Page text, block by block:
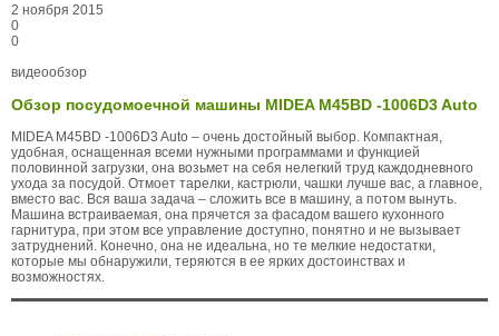
2 ноября 2015
0
0
видеообзор
Обзор посудомоечной машины MIDEA M45BD -1006D3 Auto
MIDEA M45BD -1006D3 Auto – очень достойный выбор. Компактная,
удобная, оснащенная всеми нужными программами и функцией
половинной загрузки, она возьмет на себя нелегкий труд каждодневного
ухода за посудой. Отмоет тарелки, кастрюли, чашки лучше вас, а главное,
вместо вас. Вся ваша задача – сложить все в машину, а потом вынуть.
Машина встраиваемая, она прячется за фасадом вашего кухонного
гарнитура, при этом все управление доступно, понятно и не вызывает
затруднений. Конечно, она не идеальна, но те мелкие недостатки,
которые мы обнаружили, теряются в ее ярких достоинствах и
возможностях.